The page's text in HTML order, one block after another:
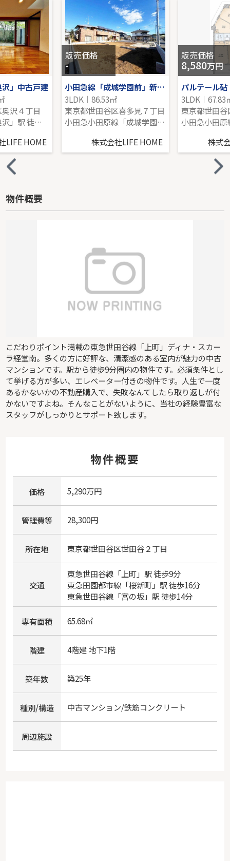
東急ドエル宮前平ビレジ
5階｜2LDK｜66.12㎡｜南
販売価格を見る
」中古戸建
沢４丁目
東急目黒線「奥沢」駅 徒歩4分
LIFE HOME
販売価格
-
小田急線「成城学園前」新築分譲
3LDK｜86.53㎡
東京都世田谷区喜多見７丁目
小田急小田原線「成城学園前」駅 徒歩15分
株式会社LIFE HOME
販売価格
8,580万円
パルテール砧
3LDK｜67.83
東京都世田
株式
物件概要
こだわりポイント満載の東急世田谷線「上町」ディナ・スカー
ラ経堂南。多くの方に好評な、清潔感のある室内が魅力の中古
マンションです。駅から徒歩9分圏内の物件です。必須条件とし
て挙げる方が多い、エレベーター付きの物件です。人生で一度
あるかないかの不動産購入で、失敗なんてしたら取り返しが付
かないですよね。そんなことがないように、当社の経験豊富な
スタッフがしっかりとサポート致します。
物件概要
価格 5,290万円
管理費等 28,300円
所在地 東京都世田谷区世田谷２丁目
交通
東急世田谷線「上町」駅 徒歩9分
東急田園都市線「桜新町」駅 徒歩16分
東急世田谷線「宮の坂」駅 徒歩14分
専有面積 65.68㎡
階建 4階建 地下1階
築年数 築25年
種別/構造 中古マンション/鉄筋コンクリート
周辺施設